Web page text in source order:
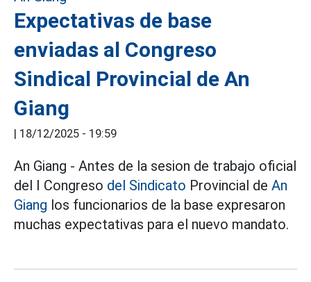
Expectativas de base
enviadas al Congreso
Sindical Provincial de An
Giang
| 18/12/2025 - 19:59
An Giang - Antes de la sesion de trabajo oficial
del I Congreso del Sindicato Provincial de An
Giang los funcionarios de la base expresaron
muchas expectativas para el nuevo mandato.